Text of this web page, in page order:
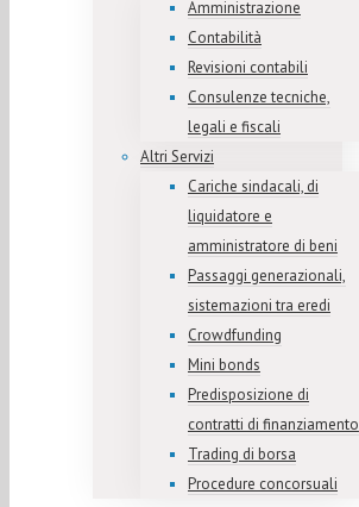
Amministrazione
Contabilità
Revisioni contabili
Consulenze tecniche,
legali e fiscali
Altri Servizi
Cariche sindacali, di
liquidatore e
amministratore di beni
Passaggi generazionali,
sistemazioni tra eredi
Crowdfunding
Mini bonds
Predisposizione di
contratti di finanziamento
Trading di borsa
Procedure concorsuali